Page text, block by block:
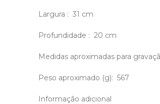
Largura : 31 cm
Profundidade : 20 cm
Medidas aproximadas para
Peso aproximado (g): 567
Informação adicional